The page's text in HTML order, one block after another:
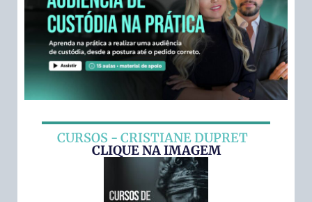
CURSOS - CRISTIANE DUPRET
CLIQUE NA IMAGEM